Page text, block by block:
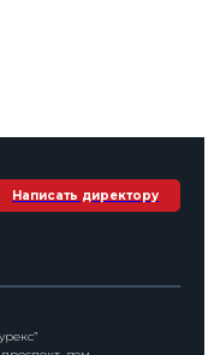
Написать директору